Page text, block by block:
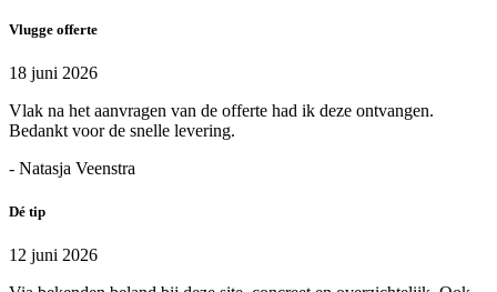
Vlugge offerte
18 juni 2026
Vlak na het aanvragen van de offerte had ik deze ontvangen.
Bedankt voor de snelle levering.
- Natasja Veenstra
Dé tip
12 juni 2026